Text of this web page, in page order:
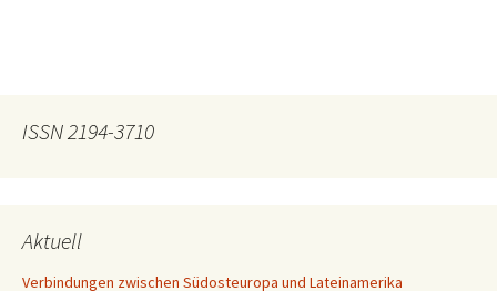
ISSN 2194-3710
Aktuell
Verbindungen zwischen Südosteuropa und Lateinamerika